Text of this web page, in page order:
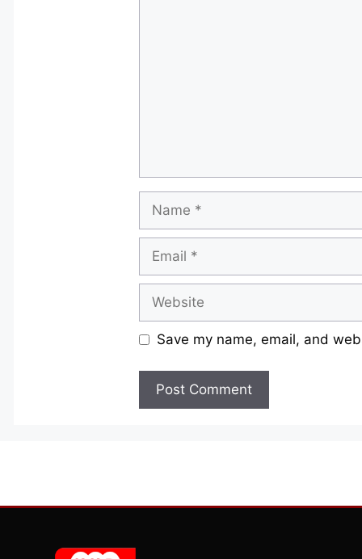
Name
Email
Website
Save my name, email, and